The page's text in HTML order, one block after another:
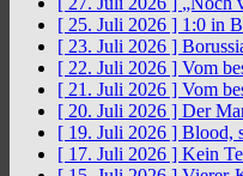
[ 25. Juli 2026 ] 1:0 in
[ 23. Juli 2026 ]
[ 22. Juli 2026 ] Vom
[ 21. Juli 2026 ] Vom
[ 20. Juli 2026 ] Der
[ 19. Juli 2026 ] Blood,
[ 17. Juli 2026 ] Kein